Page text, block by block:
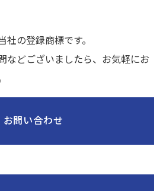
の登録商標です。
などございましたら、お気軽にお
お問い合わせ